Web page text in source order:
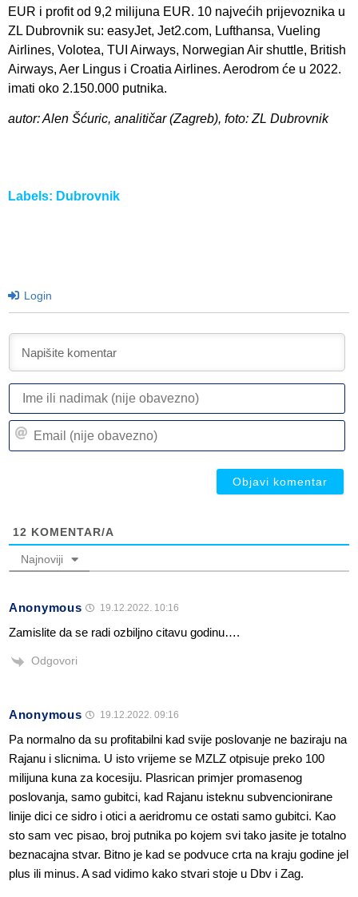
EUR i profit od 9,2 milijuna EUR. 10 najvećih prijevoznika u
ZL Dubrovnik su: easyJet, Jet2.com, Lufthansa, Vueling
Airlines, Volotea, TUI Airways, Norwegian Air shuttle, British
Airways, Aer Lingus i Croatia Airlines. Aerodrom će u 2022.
imati oko 2.150.000 putnika.
autor: Alen Šćuric, analitičar (Zagreb), foto: ZL Dubrovnik
Labels: Dubrovnik
Login
12 KOMENTAR/A
Najnoviji
Anonymous 19.12.2022. 10:16
Zamislite da se radi ozbiljno citavu godinu….
Odgovori
Anonymous 19.12.2022. 09:16
Pa normalno da su profitabilni kad svije poslovanje ne baziraju na
Rajanu i slicnima. U isto vrijeme se MZLZ otpisuje preko 100
milijuna kuna za kocesiju. Plasrican primjer promasenog
poslovanja, samo gubitci, kad Rajanu isteknu subvencionirane
linije dici ce sidro i otici a aeridromu ce ostati samo gubitci. Kao
sto sam vec pisao, broj putnika po kojem svi tako jasite je totalno
beznacajna stvar. Bitno je kad se podvuce crta na kraju godine jel
plus ili minus. A sad vidimo kako stvari stoje u Dbv i Zag.